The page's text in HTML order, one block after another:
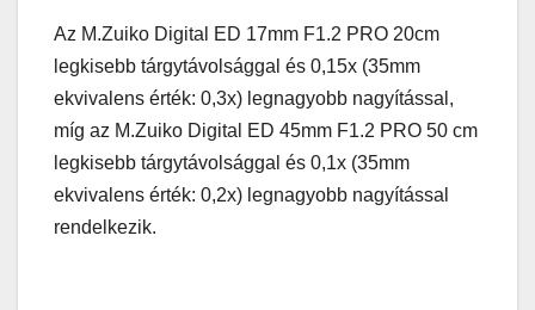
Az M.Zuiko Digital ED 17mm F1.2 PRO 20cm
legkisebb tárgytávolsággal és 0,15x (35mm
ekvivalens érték: 0,3x) legnagyobb nagyítással,
míg az M.Zuiko Digital ED 45mm F1.2 PRO 50 cm
legkisebb tárgytávolsággal és 0,1x (35mm
ekvivalens érték: 0,2x) legnagyobb nagyítással
rendelkezik.